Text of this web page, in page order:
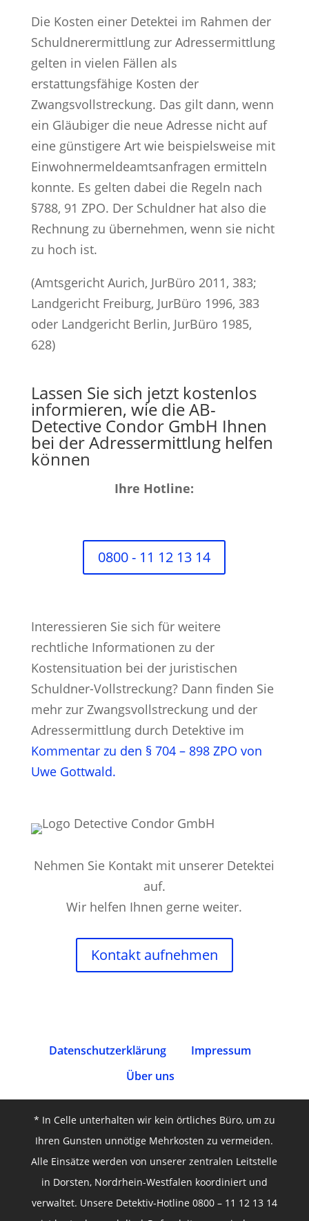
Die Kosten einer Detektei im Rahmen der
Schuldnerermittlung zur Adressermittlung
gelten in vielen Fällen als
erstattungsfähige Kosten der
Zwangsvollstreckung. Das gilt dann, wenn
ein Gläubiger die neue Adresse nicht auf
eine günstigere Art wie beispielsweise mit
Einwohnermeldeamtsanfragen ermitteln
konnte. Es gelten dabei die Regeln nach
§788, 91 ZPO. Der Schuldner hat also die
Rechnung zu übernehmen, wenn sie nicht
zu hoch ist.
(Amtsgericht Aurich, JurBüro 2011, 383;
Landgericht Freiburg, JurBüro 1996, 383
oder Landgericht Berlin, JurBüro 1985,
628)
Lassen Sie sich jetzt kostenlos
informieren, wie die AB-
Detective Condor GmbH Ihnen
bei der Adressermittlung helfen
können
Ihre Hotline:
0800 - 11 12 13 14
Interessieren Sie sich für weitere
rechtliche Informationen zu der
Kostensituation bei der juristischen
Schuldner-Vollstreckung? Dann finden Sie
mehr zur Zwangsvollstreckung und der
Adressermittlung durch Detektive im
Kommentar zu den § 704 – 898 ZPO von
Uwe Gottwald.
Nehmen Sie Kontakt mit unserer Detektei
auf.
Wir helfen Ihnen gerne weiter.
Kontakt aufnehmen
Datenschutz­erklärung
Impressum
Über uns
* In Celle unterhalten wir kein örtliches Büro, um zu
Ihren Gunsten unnötige Mehrkosten zu vermeiden.
Alle Einsätze werden von unserer zentralen Leitstelle
in Dorsten, Nordrhein-Westfalen koordiniert und
verwaltet. Unsere Detektiv-Hotline 0800 – 11 12 13 14